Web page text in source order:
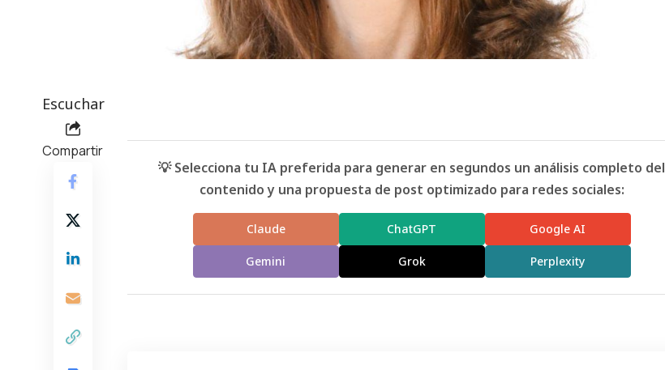
Escuchar
Compartir
💡 Selecciona tu IA preferida para generar en segundos un análisis completo del
contenido y una propuesta de post optimizado para redes sociales:
Claude ChatGPT Google AI
Gemini Grok Perplexity